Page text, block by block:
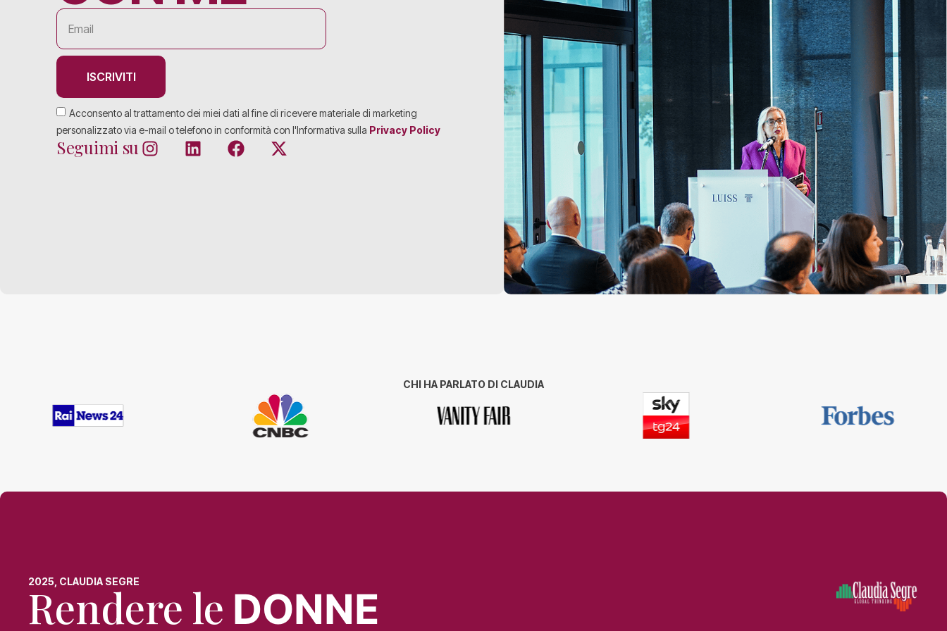
Acconsento al trattamento dei miei dati al fine di ricevere materiale di marketing
personalizzato via e-mail o telefono in conformità con l'Informativa sulla Privacy Policy
ISCRIVITI
Seguimi su
CHI HA PARLATO DI CLAUDIA
2025, CLAUDIA SEGRE
Rendere le DONNE